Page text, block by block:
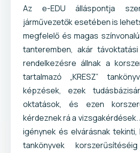
Az e-EDU álláspontja
járművezetők esetében is
megfelelő és magas
tanteremben, akár
rendelkezésre állnak a
tartalmazó „KRESZ”
képzések, ezek
oktatások, és ezen
kérdeznek rá a vizsgakérdések.
igénynek és elvárásnak tekinti,
tankönyvek